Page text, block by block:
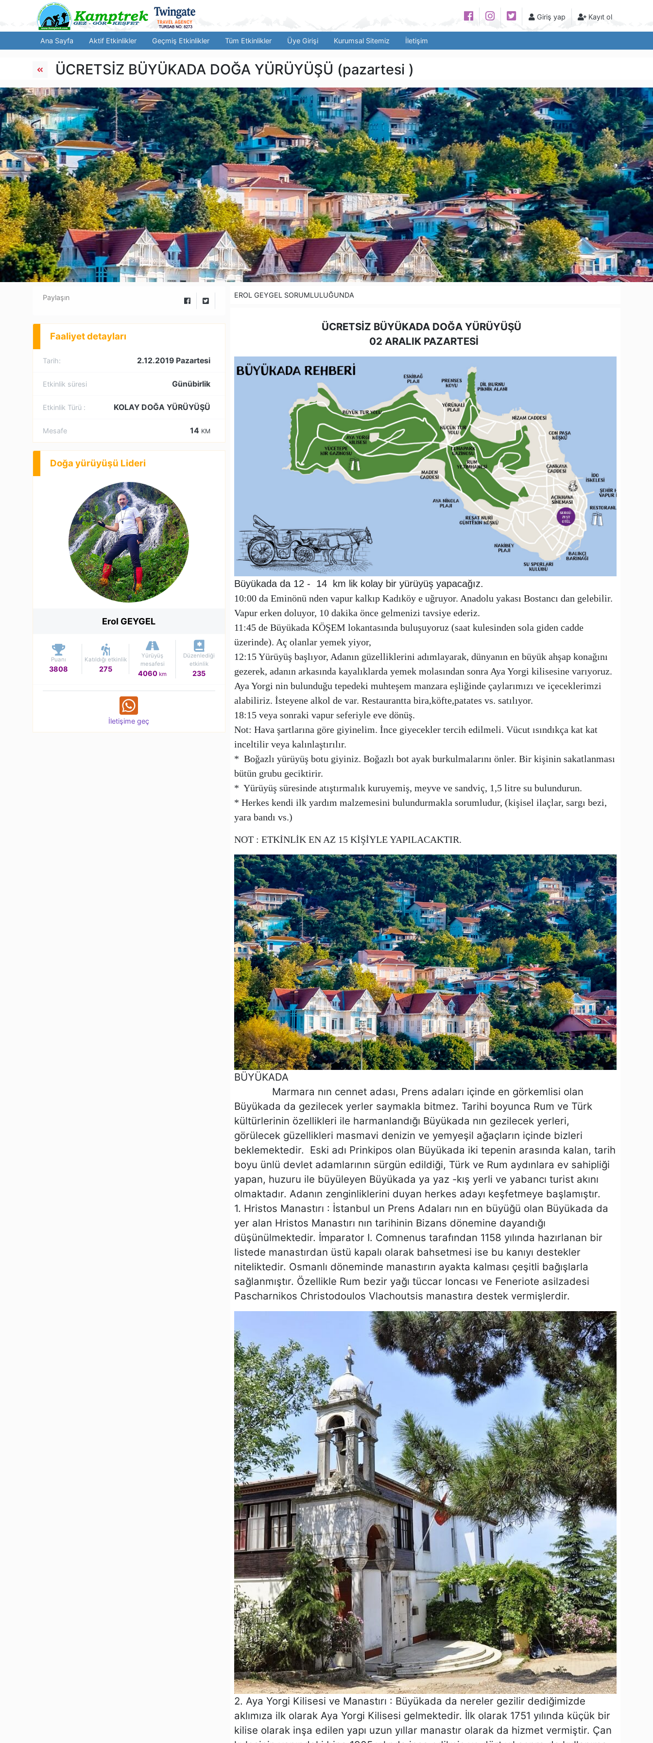
Giriş yap Kayıt ol
Ana Sayfa Aktif Etkinlikler Geçmiş Etkinlikler Tüm Etkinlikler Üye Girişi Kurumsal Sitemiz İletişim
ÜCRETSİZ BÜYÜKADA DOĞA YÜRÜYÜŞÜ (pazartesi )
Paylaşın
Faaliyet detayları
Tarih: 2.12.2019 Pazartesi
Etkinlik süresi Günübirlik
Etkinlik Türü : KOLAY DOĞA YÜRÜYÜŞÜ
Mesafe 14 KM
Doğa yürüyüşü Lideri
Erol GEYGEL
Puanı
3808
Katıldığı etkinlik
275
Yürüyüş
mesafesi
4060km
Düzenlediği
etkinlik
235
İletişime geç
EROL GEYGEL SORUMLULUĞUNDA
ÜCRETSİZ BÜYÜKADA DOĞA YÜRÜYÜŞÜ
02 ARALIK PAZARTESİ
Büyükada da 12 - 14 km lik kolay bir yürüyüş yapacağız.
10:00 da Eminönü nden vapur kalkıp Kadıköy e uğruyor. Anadolu yakası Bostancı dan gelebilir.
Vapur erken doluyor, 10 dakika önce gelmenizi tavsiye ederiz.
11:45 de Büyükada KÖŞEM lokantasında buluşuyoruz (saat kulesinden sola giden cadde
üzerinde). Aç olanlar yemek yiyor,
12:15 Yürüyüş başlıyor, Adanın güzelliklerini adımlayarak, dünyanın en büyük ahşap konağını
gezerek, adanın arkasında kayalıklarda yemek molasından sonra Aya Yorgi kilisesine varıyoruz.
Aya Yorgi nin bulunduğu tepedeki muhteşem manzara eşliğinde çaylarımızı ve içeceklerimzi
alabiliriz. İsteyene alkol de var. Restaurantta bira,köfte,patates vs. satılıyor.
18:15 veya sonraki vapur seferiyle eve dönüş.
Not: Hava şartlarına göre giyinelim. İnce giyecekler tercih edilmeli. Vücut ısındıkça kat kat
inceltilir veya kalınlaştırılır.
* Boğazlı yürüyüş botu giyiniz. Boğazlı bot ayak burkulmalarını önler. Bir kişinin sakatlanması
bütün grubu geciktirir.
* Yürüyüş süresinde atıştırmalık kuruyemiş, meyve ve sandviç, 1,5 litre su bulundurun.
* Herkes kendi ilk yardım malzemesini bulundurmakla sorumludur, (kişisel ilaçlar, sargı bezi,
yara bandı vs.)
NOT : ETKİNLİK EN AZ 15 KİŞİYLE YAPILACAKTIR.
BÜYÜKADA
Marmara nın cennet adası, Prens adaları içinde en görkemlisi olan
Büyükada da gezilecek yerler saymakla bitmez. Tarihi boyunca Rum ve Türk
kültürlerinin özellikleri ile harmanlandığı Büyükada nın gezilecek yerleri,
görülecek güzellikleri masmavi denizin ve yemyeşil ağaçların içinde bizleri
beklemektedir. Eski adı Prinkipos olan Büyükada iki tepenin arasında kalan, tarih
boyu ünlü devlet adamlarının sürgün edildiği, Türk ve Rum aydınlara ev sahipliği
yapan, huzuru ile büyüleyen Büyükada ya yaz -kış yerli ve yabancı turist akını
olmaktadır. Adanın zenginliklerini duyan herkes adayı keşfetmeye başlamıştır.
1. Hristos Manastırı : İstanbul un Prens Adaları nın en büyüğü olan Büyükada da
yer alan Hristos Manastırı nın tarihinin Bizans dönemine dayandığı
düşünülmektedir. İmparator I. Comnenus tarafından 1158 yılında hazırlanan bir
listede manastırdan üstü kapalı olarak bahsetmesi ise bu kanıyı destekler
niteliktedir. Osmanlı döneminde manastırın ayakta kalması çeşitli bağışlarla
sağlanmıştır. Özellikle Rum bezir yağı tüccar loncası ve Feneriote asilzadesi
Pascharnikos Christodoulos Vlachoutsis manastıra destek vermişlerdir.
2. Aya Yorgi Kilisesi ve Manastırı : Büyükada da nereler gezilir dediğimizde
aklımıza ilk olarak Aya Yorgi Kilisesi gelmektedir. İlk olarak 1751 yılında küçük bir
kilise olarak inşa edilen yapı uzun yıllar manastır olarak da hizmet vermiştir. Çan